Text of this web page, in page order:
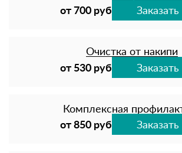
от 700 руб
Заказать
Очистка от накипи
от 530 руб
Заказать
Комплексная
от 850 руб
Заказать